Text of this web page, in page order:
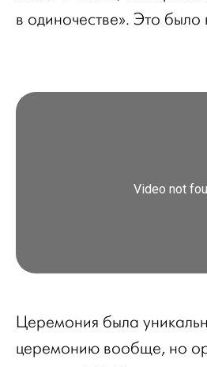
в одиночестве». Это
Церемония была
церемонию вообще, но